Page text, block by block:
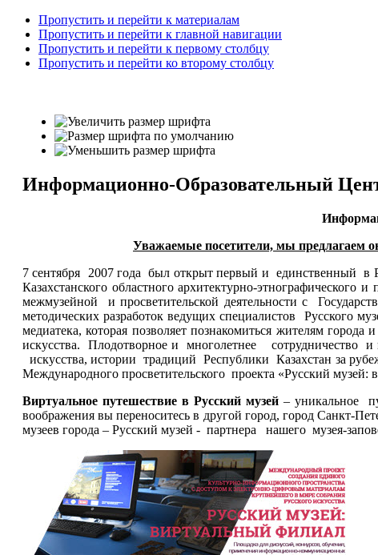
Пропустить и перейти к материалам
Пропустить и перейти к главной навигации
Пропустить и перейти к первому столбцу
Пропустить и перейти ко второму столбцу
Информационно-Образовательный
Уважаемые посетители, мы предлагаем
7 сентября 2007 года был открыт первый и единственный в
Казахстанского областного архитектурно-
межмузейной и просветительской деятельности с
методических разработок ведущих специалистов Русского
медиатека, которая позволяет познакомиться жителям
искусства. Плодотворное и многолетнее сотрудничество и
искусства, истории традиций Республики Казахстан за
Международного просветительского проекта «Русский
Виртуальное путешествие в Русский музей– уникальное
воображения вы переноситесь в другой город, город Санкт-
музеев города – Русский музей - партнера нашего музея-